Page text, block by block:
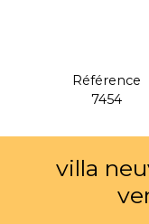
Référence
7454
villa